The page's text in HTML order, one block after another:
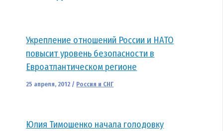
Укрепление отношений России и НАТО
повысит уровень безопасности в
Евроатлантическом регионе
25 апреля, 2012 / Россия и СНГ
Юлия Тимошенко начала голодовку